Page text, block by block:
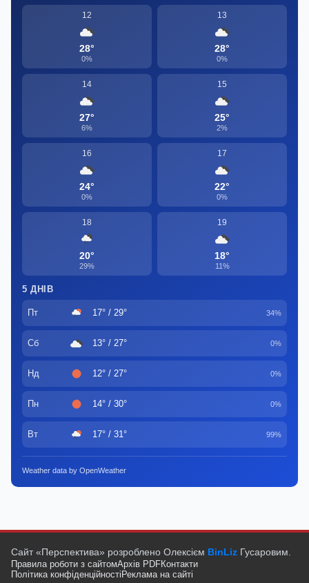
12
28°
0%
13
28°
0%
14
27°
6%
15
25°
2%
16
24°
0%
17
22°
0%
18
20°
29%
19
18°
11%
5 ДНІВ
Пт 17° / 29° 34%
Сб 13° / 27° 0%
Нд 12° / 27° 0%
Пн 14° / 30° 0%
Вт 17° / 31° 99%
Weather data by OpenWeather
Сайт «Перспектива» розроблено Олексієм BinLiz Гусаровим.
Правила роботи з сайтомАрхів PDFКонтакти
Політика конфіденційності Реклама на сайті